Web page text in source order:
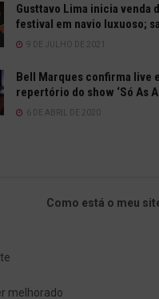
Gusttavo Lima inicia venda
festival em navio luxuoso;
9 DE JULHO DE 2021
Bell Marques confirma live
repertório do show ‘Só As
6 DE ABRIL DE 2020
Como está o meu
melhorado